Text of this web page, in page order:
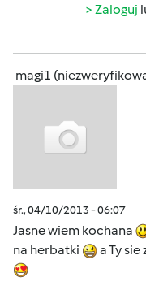
Zaloguj
magi1
śr., 04/10/2013 - 06:07
Jasne wiem kochana
na herbatki
a Ty